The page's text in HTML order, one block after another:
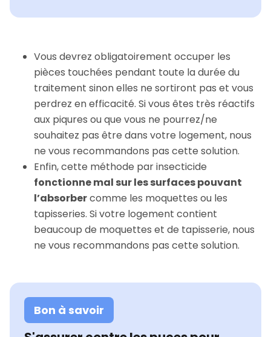
Vous devrez obligatoirement occuper les
pièces touchées pendant toute la durée du
traitement sinon elles ne sortiront pas et vous
perdrez en efficacité. Si vous êtes très réactifs
aux piqures ou que vous ne pourrez/ne
souhaitez pas être dans votre logement, nous
ne vous recommandons pas cette solution.
Enfin, cette méthode par insecticide
fonctionne mal sur les surfaces pouvant
l’absorbercomme les moquettes ou les
tapisseries. Si votre logement contient
beaucoup de moquettes et de tapisserie, nous
ne vous recommandons pas cette solution.
Bon à savoir